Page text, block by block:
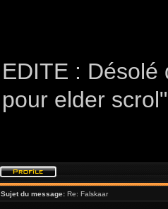
EDITE : Désolé
pour elder scrol"
Sujet du message: Re: Falskaar